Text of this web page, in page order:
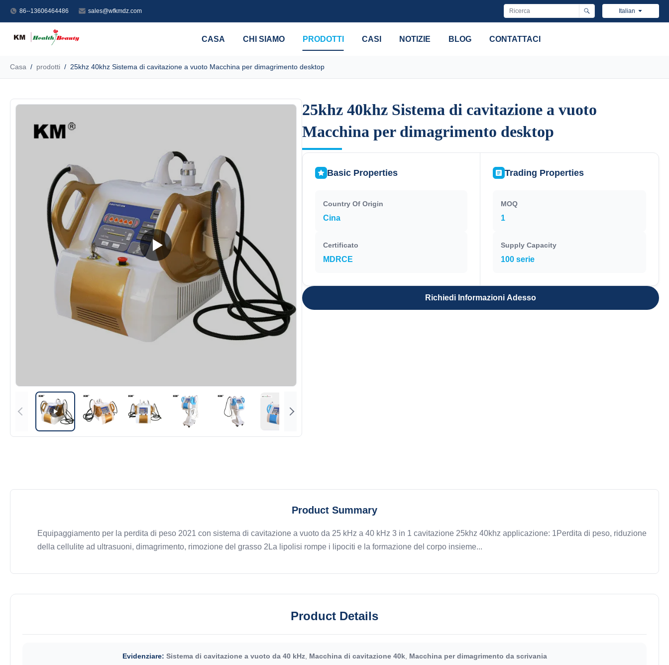
86--13606464486 sales@wfkmdz.com Italian
CASA CHI SIAMO PRODOTTI CASI NOTIZIE BLOG CONTATTACI
Casa / prodotti / 25khz 40khz Sistema di cavitazione a vuoto Macchina per dimagrimento desktop
25khz 40khz Sistema di cavitazione a vuoto
Macchina per dimagrimento desktop
25khz 40khz Sistema di cavitazione a vuoto
Macchina per dimagrimento desktop
Basic Properties
Country Of Origin
Cina
Certificato
MDRCE
Trading Properties
MOQ
1
Supply Capacity
100 serie
Richiedi Informazioni Adesso
Product Summary
Equipaggiamento per la perdita di peso 2021 con sistema di cavitazione a vuoto da 25 kHz a 40 kHz 3 in 1 cavitazione 25khz 40khz applicazione: 1Perdita di peso, riduzione
della cellulite ad ultrasuoni, dimagrimento, rimozione del grasso 2La lipolisi rompe i lipociti e la formazione del corpo insieme...
Product Details
Evidenziare: Sistema di cavitazione a vuoto da 40 kHz, Macchina di cavitazione 40k, Macchina per dimagrimento da scrivania